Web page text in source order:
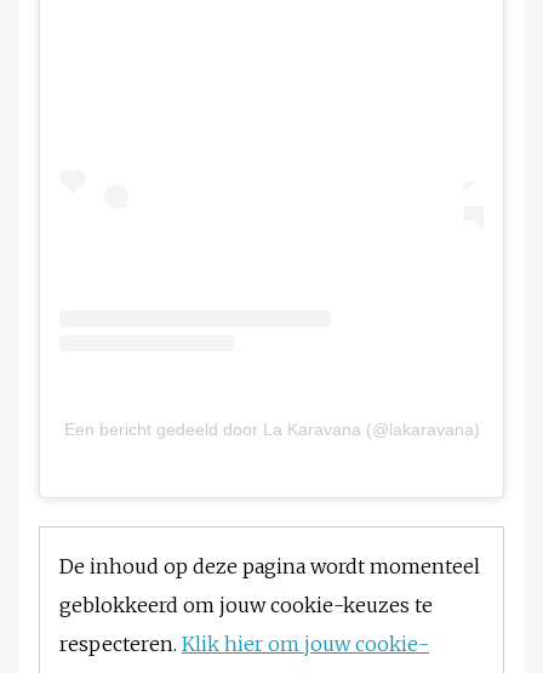
Een bericht gedeeld door La Karavana (@lakaravana)
De inhoud op deze pagina wordt momenteel
geblokkeerd om jouw cookie-keuzes te
respecteren. Klik hier om jouw cookie-